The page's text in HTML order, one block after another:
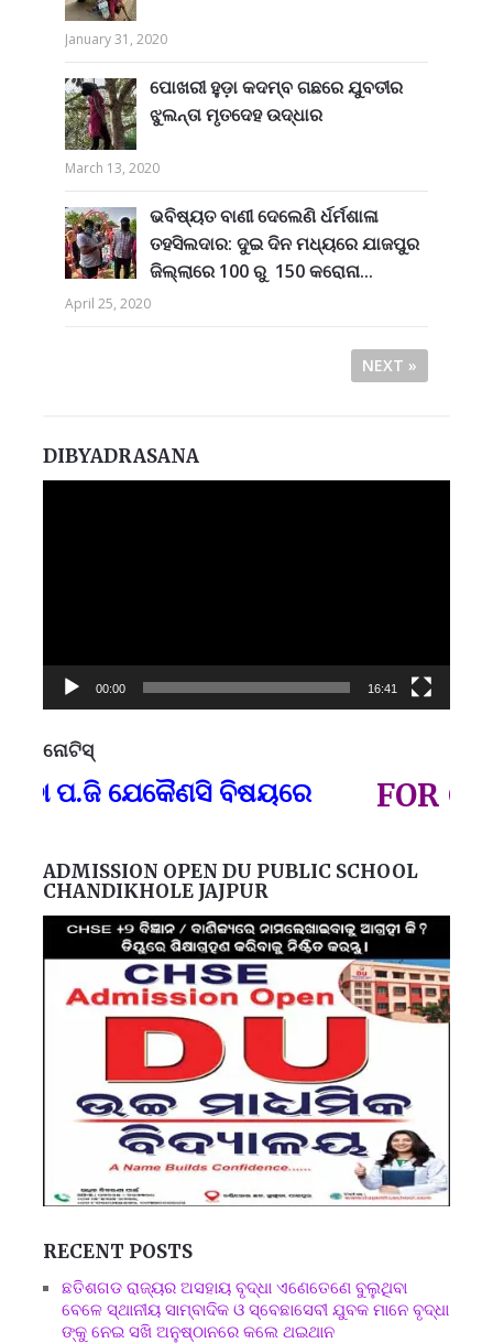
January 31, 2020
ପୋଖରୀ ହୁଡ଼ା କଦମ୍ବ ଗଛରେ ଯୁବତୀର
ଝୁଲନ୍ତା ମୃତଦେହ ଉଦ୍ଧାର
March 13, 2020
ଭବିଷ୍ୟତ ବାଣୀ ଦେଲେଣି ର୍ଧର୍ମଶାଳା
ତହସିଲଦାର: ଦୁଇ ଦିନ ମଧ୍ୟରେ ଯାଜପୁର
ଜିଲ୍ଲାରେ 100 ରୁ 150 କରୋନା...
April 25, 2020
NEXT »
DIBYADRASANA
00:00 16:41
ନୋଟିସ୍
ପ.ଜି ଯେକୈଣସି ବିଷୟରେ FOR
ADMISSION OPEN DU PUBLIC SCHOOL
CHANDIKHOLE JAJPUR
RECENT POSTS
ଛତିଶଗଡ ରାଜ୍ୟର ଅସହାୟ ବୃଦ୍ଧା ଏଣେତେଣେ ବୁଲୁଥିବା
ବେଳେ ସ୍ଥାନୀୟ ସାମ୍ବାଦିକ ଓ ସ୍ବେଛାସେବୀ ଯୁବକ ମାନେ ବୃଦ୍ଧା
ଙ୍କୁ ନେଇ ସଖି ଅନୁଷ୍ଠାନରେ କଲେ ଥଇଥାନ